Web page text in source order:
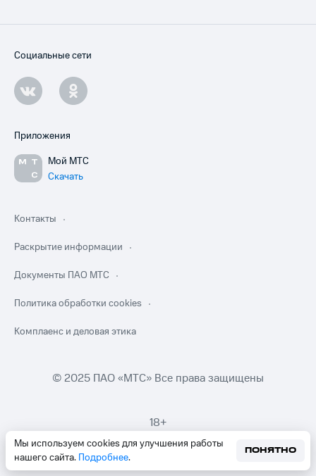
Мы используем cookies для улучшения работы
нашего сайта. Подробнее.
ПОНЯТНО
Социальные сети
Приложения
Мой МТС
Скачать
Контакты
Раскрытие информации
Документы ПАО МТС
Политика обработки cookies
Комплаенс и деловая этика
© 2025 ПАО «МТС» Все права защищены
18+